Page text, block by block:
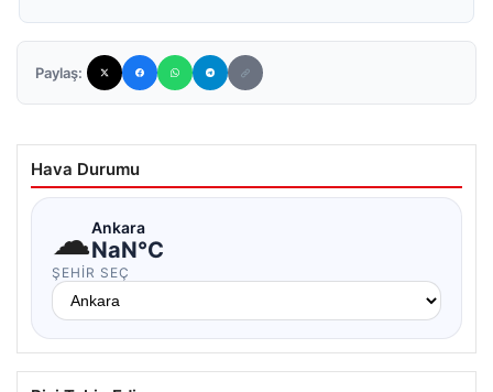
Paylaş:
Hava Durumu
☁Ankara
NaN°C
ŞEHIR SEÇ